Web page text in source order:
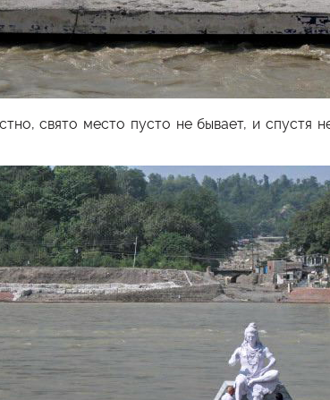
свято место пусто не бывает, и спустя